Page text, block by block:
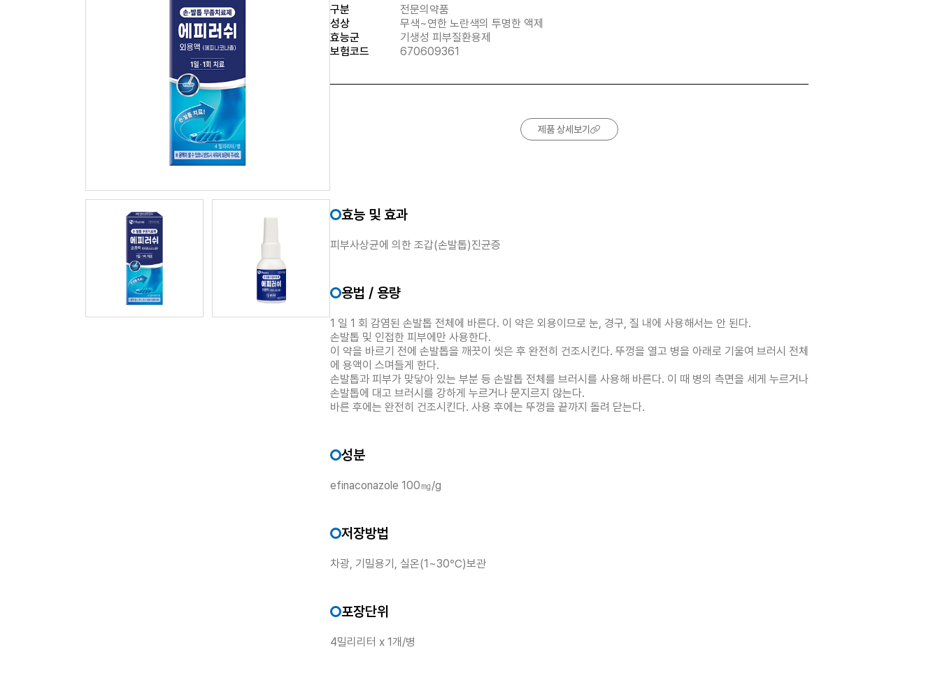
구분
전문의약품
성상
무색~연한 노란색의 투명한 액제
효능군
기생성 피부질환용제
보험코드
670609361
제품 상세보기
효능 및 효과
피부사상균에 의한 조갑(손발톱)진균증
용법 / 용량
1 일 1 회 감염된 손발톱 전체에 바른다. 이 약은 외용이므로 눈, 경구, 질 내에 사용해서는 안 된다.
손발톱 및 인접한 피부에만 사용한다.
이 약을 바르기 전에 손발톱을 깨끗이 씻은 후 완전히 건조시킨다. 뚜껑을 열고 병을 아래로 기울여 브러시 전체
에 용액이 스며들게 한다.
손발톱과 피부가 맞닿아 있는 부분 등 손발톱 전체를 브러시를 사용해 바른다. 이 때 병의 측면을 세게 누르거나
손발톱에 대고 브러시를 강하게 누르거나 문지르지 않는다.
바른 후에는 완전히 건조시킨다. 사용 후에는 뚜껑을 끝까지 돌려 닫는다.
성분
efinaconazole 100㎎/g
저장방법
차광, 기밀용기, 실온(1~30℃)보관
포장단위
4밀리리터 x 1개/병